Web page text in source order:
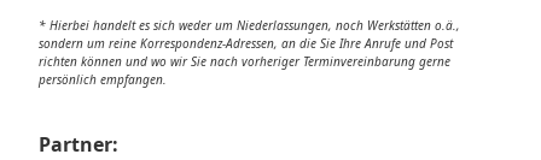
* Hierbei handelt es sich weder um Niederlassungen, noch Werkstätten o.ä.,
sondern um reine Korrespondenz-Adressen, an die Sie Ihre Anrufe und Post
richten können und wo wir Sie nach vorheriger Terminvereinbarung gerne
persönlich empfangen.
Partner: